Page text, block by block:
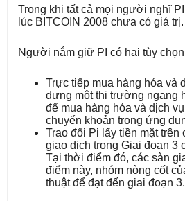
Trong khi tất cả mọi người nghĩ
lúc BITCOIN 2008 chưa có giá
Người nắm giữ PI có hai tùy
Trực tiếp mua hàng hóa và
dựng một thị trường ngang
để mua hàng hóa và dịch
chuyển khoản trong ứng
Trao đổi Pi lấy tiền mặt
giao dịch trong Giai đoạn 3
Tại thời điểm đó, các sàn
điểm này, nhóm nòng cốt
thuật để đạt đến giai đoạn 3.